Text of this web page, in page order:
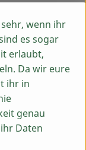
wenn ihr
es sogar
erlaubt,
Da wir eure
ihr in
genau
Daten